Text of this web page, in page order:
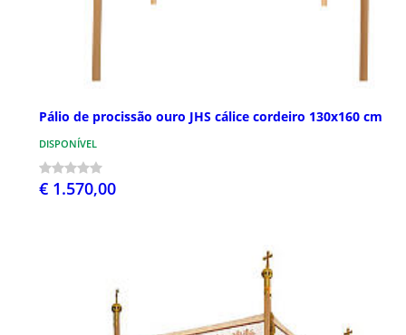
Pálio de procissão ouro JHS cálice cordeiro 130x160 cm
DISPONÍVEL
€ 1.570,00